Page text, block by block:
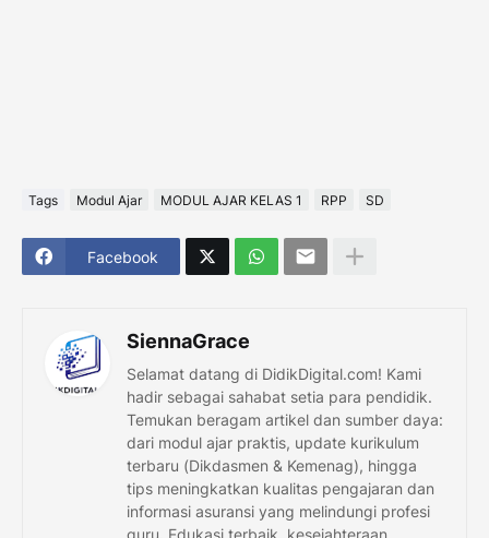
Tags Modul Ajar MODUL AJAR KELAS 1 RPP SD
Facebook
SiennaGrace
Selamat datang di DidikDigital.com! Kami
hadir sebagai sahabat setia para pendidik.
Temukan beragam artikel dan sumber daya:
dari modul ajar praktis, update kurikulum
terbaru (Dikdasmen & Kemenag), hingga
tips meningkatkan kualitas pengajaran dan
informasi asuransi yang melindungi profesi